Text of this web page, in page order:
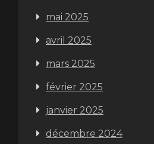
mai 2025
avril 2025
mars 2025
février 2025
janvier 2025
décembre 2024